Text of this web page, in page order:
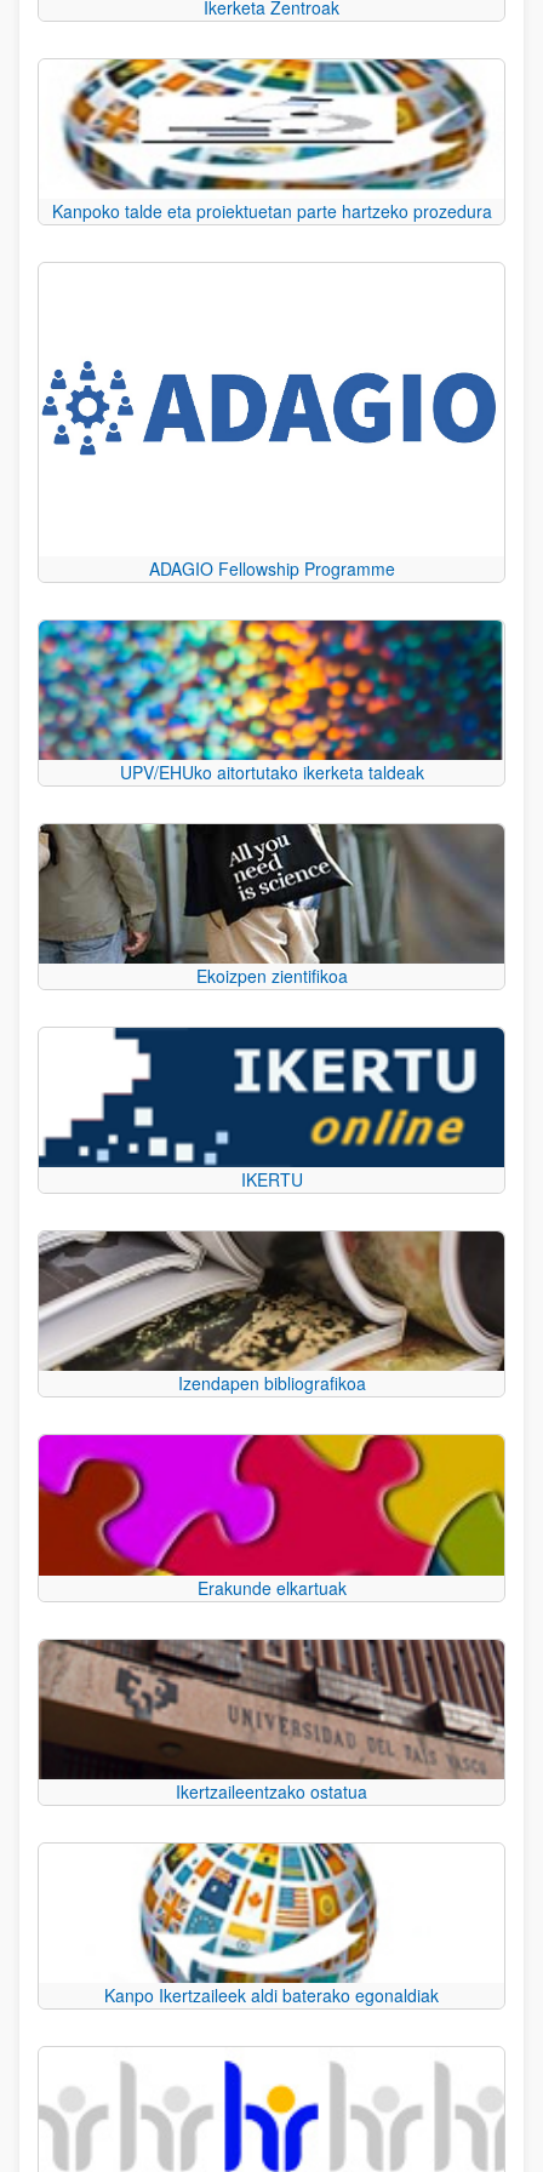
Ikerketa Zentroak
Kanpoko talde eta proiektuetan parte hartzeko prozedura
ADAGIO Fellowship Programme
UPV/EHUko aitortutako ikerketa taldeak
Ekoizpen zientifikoa
IKERTU
Izendapen bibliografikoa
Erakunde elkartuak
Ikertzaileentzako ostatua
Kanpo Ikertzaileek aldi baterako egonaldiak